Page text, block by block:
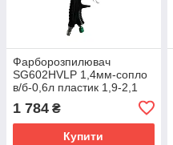
Фарборозпилювач
SG602HVLP 1,4мм-сопло
в/б-0,6л пластик 1,9-2,1
1 784 ₴
Купити